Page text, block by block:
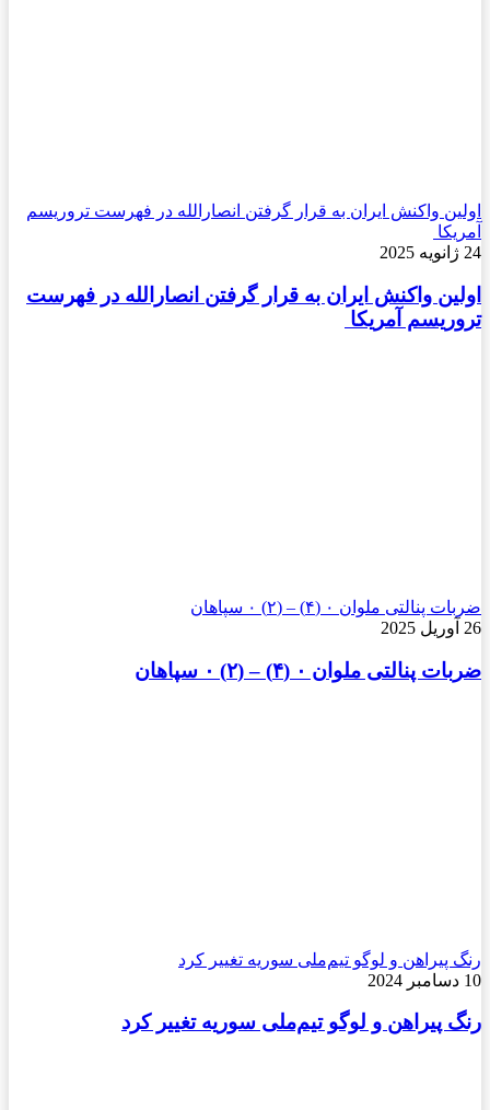
اولین واکنش ایران به قرار گرفتن انصارالله در فهرست تروریسم
آمریکا
24 ژانویه 2025
اولین واکنش ایران به قرار گرفتن انصارالله در فهرست
تروریسم آمریکا
ضربات پنالتی ملوان ۰ (۴) – (۲) ۰ سپاهان
26 آوریل 2025
ضربات پنالتی ملوان ۰ (۴) – (۲) ۰ سپاهان
رنگ پیراهن و لوگو تیم‌ملی سوریه تغییر کرد
10 دسامبر 2024
رنگ پیراهن و لوگو تیم‌ملی سوریه تغییر کرد